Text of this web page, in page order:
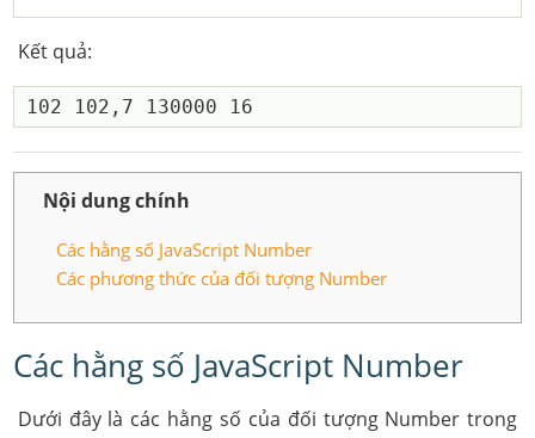
Kết quả:
Nội dung chính
Các hằng số JavaScript Number
Các phương thức của đối tượng Number
Các hằng số JavaScript Number
Dưới đây là các hằng số của đối tượng Number trong